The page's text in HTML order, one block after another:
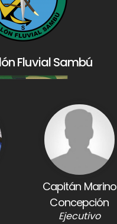
Fluvial Sambú
Capitán Marino
Concepción
Ejecutivo